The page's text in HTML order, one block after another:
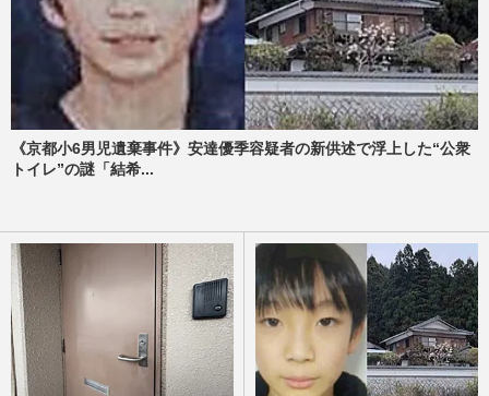
《京都小6男児遺棄事件》安達優季容疑者の新供述で浮上した“公衆
トイレ”の謎「結希...